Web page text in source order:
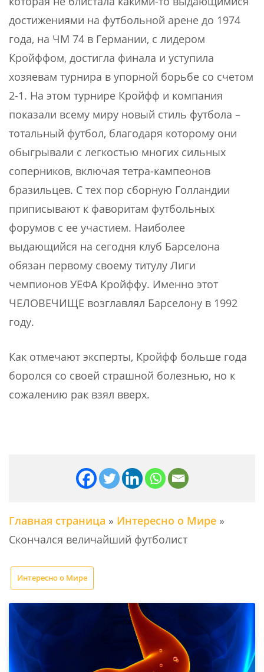
достижениями на футбольной арене до 1974
года, на ЧМ 74 в Германии, с лидером
Кройффом, достигла финала и уступила
хозяевам турнира в упорной борьбе со счетом
2-1. На этом турнире Кройфф и компания
показали всему миру новый стиль футбола –
тотальный футбол, благодаря которому они
обыгрывали с легкостью многих сильных
соперников, включая тетра-кампеонов
бразильцев. С тех пор сборную Голландии
приписывают к фаворитам футбольных
форумов с ее участием. Наиболее
выдающийся на сегодня клуб Барселона
обязан первому своему титулу Лиги
чемпионов УЕФА Кройффу. Именно этот
ЧЕЛОВЕЧИЩЕ возглавлял Барселону в 1992
году.
Как отмечают эксперты, Кройфф больше года
боролся со своей страшной болезнью, но к
сожалению рак взял вверх.
Главная страница » Интересно о Мире »
Скончался величайший футболист
Интересно о Мире